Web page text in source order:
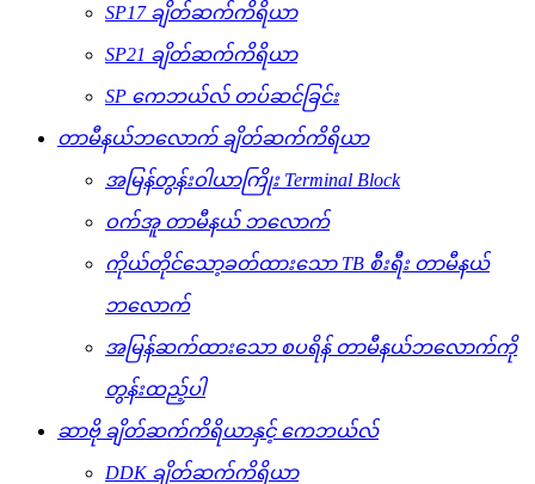
SP17 ချိတ်ဆက်ကိရိယာ
SP21 ချိတ်ဆက်ကိရိယာ
SP ကေဘယ်လ် တပ်ဆင်ခြင်း
တာမီနယ်ဘလောက် ချိတ်ဆက်ကိရိယာ
အမြန်တွန်းဝါယာကြိုး Terminal Block
ဝက်အူ တာမီနယ် ဘလောက်
ကိုယ်တိုင်သော့ခတ်ထားသော TB စီးရီး တာမီနယ်
ဘလောက်
အမြန်ဆက်ထားသော စပရိန် တာမီနယ်ဘလောက်ကို
တွန်းထည့်ပါ
ဆာဗို ချိတ်ဆက်ကိရိယာနှင့် ကေဘယ်လ်
DDK ချိတ်ဆက်ကိရိယာ